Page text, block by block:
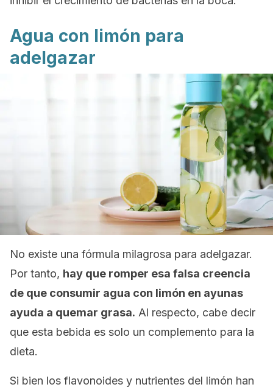
Agua con limón para
adelgazar
No existe una fórmula milagrosa para adelgazar.
Por tanto, hay que romper esa falsa creencia
de que consumir agua con limón en ayunas
ayuda a quemar grasa. Al respecto, cabe decir
que esta bebida es solo un complemento para la
dieta.
Si bien los flavonoides y nutrientes del limón han